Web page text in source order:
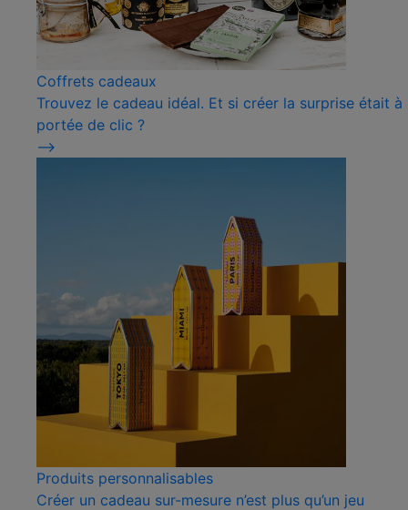
Coffrets cadeaux
Trouvez le cadeau idéal. Et si créer la surprise était à
portée de clic ?
⟶
Produits personnalisables
Créer un cadeau sur-mesure n’est plus qu’un jeu